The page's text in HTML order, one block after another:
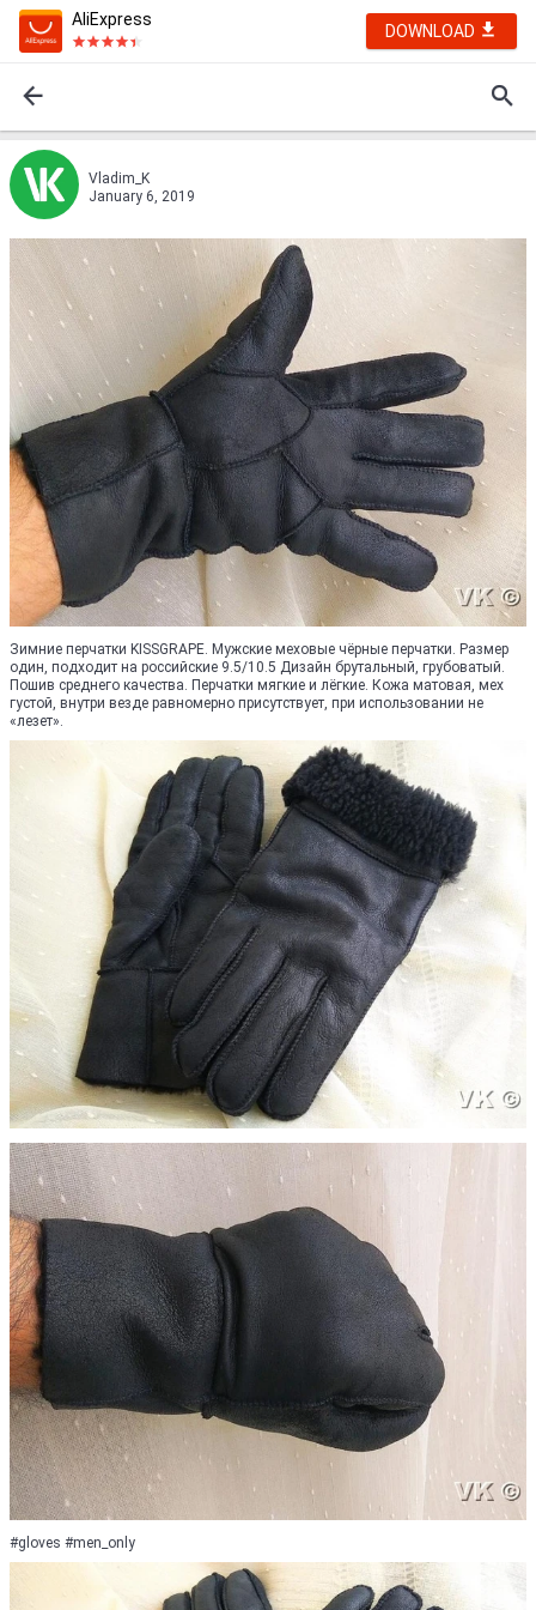
AliExpress
DOWNLOAD
Vladim_K
January 6, 2019
Зимние перчатки KISSGRAPE. Мужские меховые чёрные перчатки. Размер
один, подходит на российские 9.5/10.5 Дизайн брутальный, грубоватый.
Пошив среднего качества. Перчатки мягкие и лёгкие. Кожа матовая, мех
густой, внутри везде равномерно присутствует, при использовании не
«лезет».
#gloves #men_only